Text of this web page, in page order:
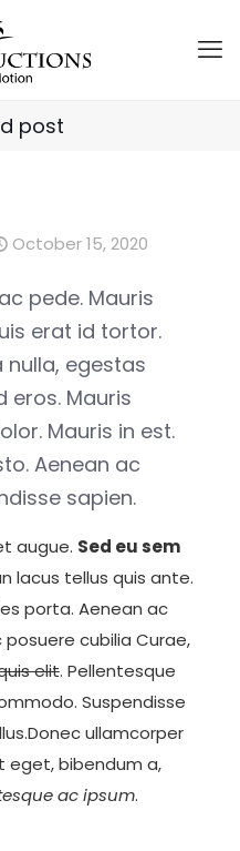
post
October 15, 2020
pede. Mauris
erat id tortor.
nulla, egestas
eros. Mauris
Mauris in est.
Aenean ac
sapien.
augue. Sed eu sem
lacus tellus quis ante.
porta. Aenean ac
posuere cubilia Curae,
elit. Pellentesque
Suspendisse
ullamcorper
eget, bibendum a,
ac ipsum.